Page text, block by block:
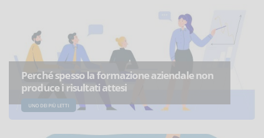
Perché spesso la formazione aziendale non
produce i risultati attesi
UNO DEI PIÙ LETTI